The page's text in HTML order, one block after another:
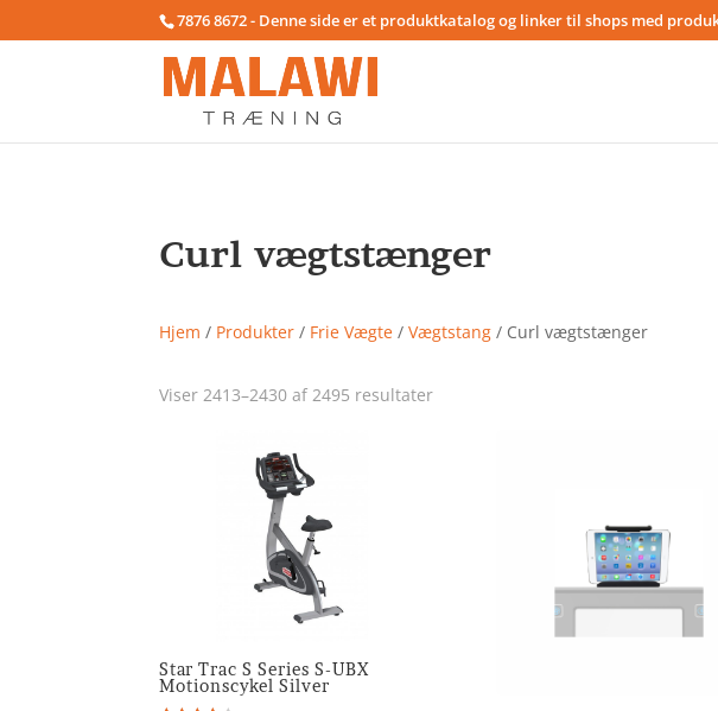
7876 8672 - Denne side er et produktkatalog og linker til shops med
Curl vægtstænger
Hjem / Produkter / Frie Vægte /Vægtstang / Curl vægtstænger
Viser 2413–2430 af 2495 resultater
Star Trac S Series S-UBX
Motionscykel Silver